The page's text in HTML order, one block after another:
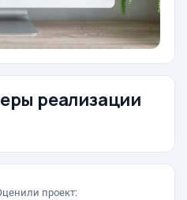
реализации
проект: